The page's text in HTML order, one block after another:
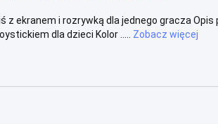
z ekranem i rozrywką dla jednego gracza
dla dzieci Kolor .....
Zobacz więcej